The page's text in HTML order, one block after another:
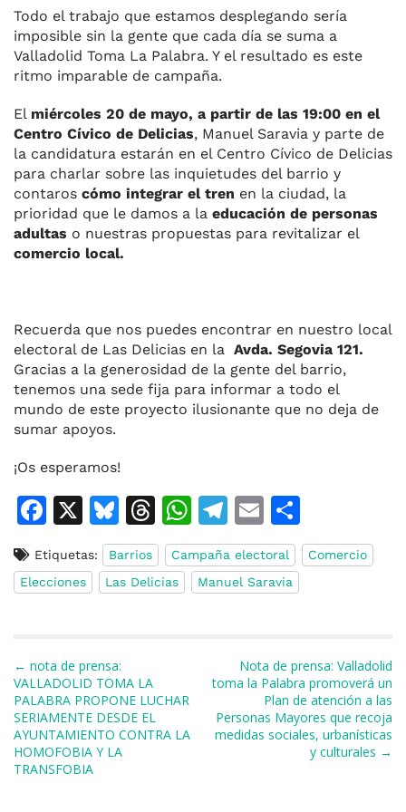
Todo el trabajo que estamos desplegando sería
imposible sin la gente que cada día se suma a
Valladolid Toma La Palabra. Y el resultado es este
ritmo imparable de campaña.
El miércoles 20 de mayo, a partir de las 19:00 en el
Centro Cívico de Delicias, Manuel Saravia y parte de
la candidatura estarán en el Centro Cívico de Delicias
para charlar sobre las inquietudes del barrio y
contaros cómo integrar el tren en la ciudad, la
prioridad que le damos a la educación de personas
adultas o nuestras propuestas para revitalizar el
comercio local.
Recuerda que nos puedes encontrar en nuestro local
electoral de Las Delicias en la Avda. Segovia 121.
Gracias a la generosidad de la gente del barrio,
tenemos una sede fija para informar a todo el
mundo de este proyecto ilusionante que no deja de
sumar apoyos.
¡Os esperamos!
F
c
e
o
o
k
X
Bl
u
e
s
y
T
h
re
a
W
h
at
s
T
el
e
gr
m
E
m
ai
l
o
m
ti
r
Etiquetas: Barrios Campaña electoral
Comercio
Elecciones
Las Delicias Manuel Saravia
Navegación de entradas
← nota de prensa:
VALLADOLID TOMA LA
PALABRA PROPONE LUCHAR
SERIAMENTE DESDE EL
AYUNTAMIENTO CONTRA LA
HOMOFOBIA Y LA
TRANSFOBIA
Nota de prensa: Valladolid
toma la Palabra promoverá un
Plan de atención a las
Personas Mayores que recoja
medidas sociales, urbanísticas
y culturales →